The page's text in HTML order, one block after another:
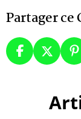
Partager ce